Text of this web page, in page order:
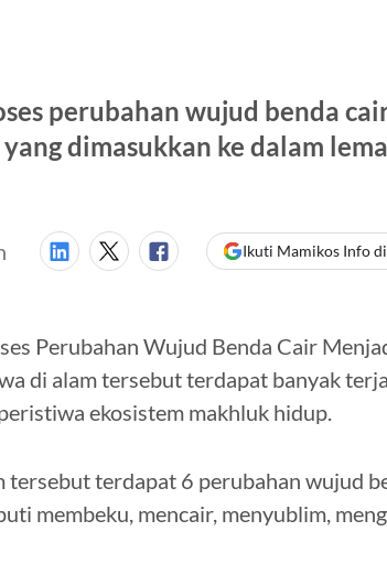
perubahan wujud benda
dimasukkan ke dalam
Ikuti Mamikos Info
Perubahan Wujud Benda Cair
di alam tersebut terdapat banyak
ekosistem makhluk hidup.
terdapat 6 perubahan wujud
membeku, mencair, menyublim,